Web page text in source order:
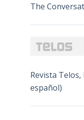
The
Revista
español)